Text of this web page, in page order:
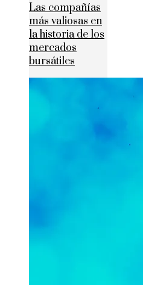
Las compañías
más valiosas en
la historia de los
mercados
bursátiles